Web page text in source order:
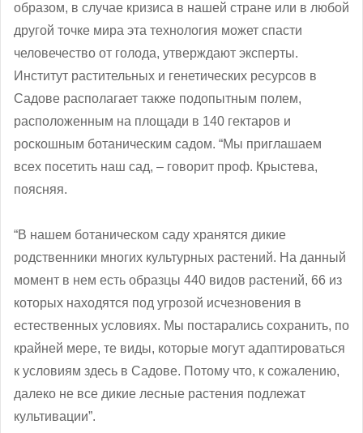
образом, в случае кризиса в нашей стране или в любой
другой точке мира эта технология может спасти
человечество от голода, утверждают эксперты.
Институт растительных и генетических ресурсов в
Садове располагает также подопытным полем,
расположенным на площади в 140 гектаров и
роскошным ботаническим садом. “Мы приглашаем
всех посетить наш сад, ‒ говорит проф. Крыстева,
поясняя.
“В нашем ботаническом саду хранятся дикие
родственники многих культурных растений. На данный
момент в нем есть образцы 440 видов растений, 66 из
которых находятся под угрозой исчезновения в
естественных условиях. Мы постарались сохранить, по
крайней мере, те виды, которые могут адаптироваться
к условиям здесь в Садове. Потому что, к сожалению,
далеко не все дикие лесные растения подлежат
культивации”.